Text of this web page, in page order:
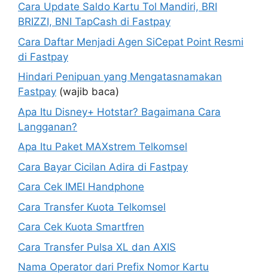
Cara Update Saldo Kartu Tol Mandiri, BRI
BRIZZI, BNI TapCash di Fastpay
Cara Daftar Menjadi Agen SiCepat Point Resmi
di Fastpay
Hindari Penipuan yang Mengatasnamakan
Fastpay (wajib baca)
Apa Itu Disney+ Hotstar? Bagaimana Cara
Langganan?
Apa Itu Paket MAXstrem Telkomsel
Cara Bayar Cicilan Adira di Fastpay
Cara Cek IMEI Handphone
Cara Transfer Kuota Telkomsel
Cara Cek Kuota Smartfren
Cara Transfer Pulsa XL dan AXIS
Nama Operator dari Prefix Nomor Kartu